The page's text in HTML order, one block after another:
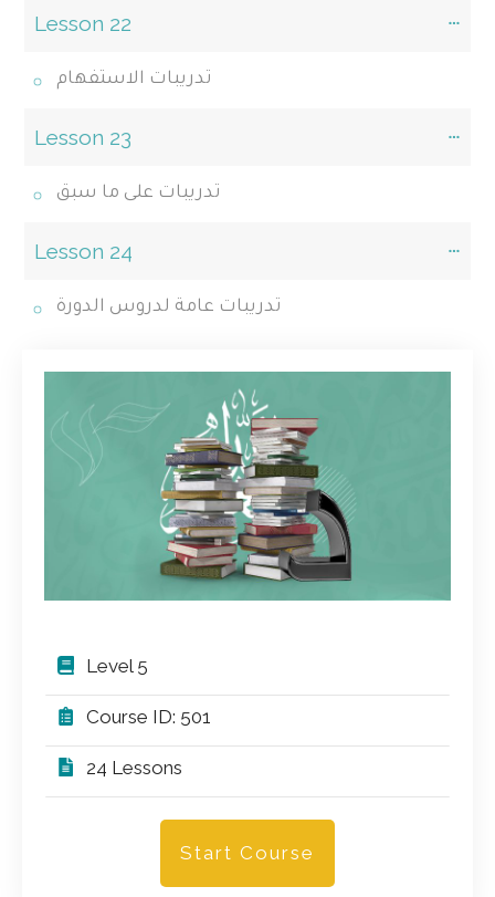
Lesson 22
تدريبات الاستفهام
Lesson 23
تدريبات على ما سبق
Lesson 24
تدريبات عامة لدروس الدورة
Level 5
Course ID: 501
24 Lessons
Start Course